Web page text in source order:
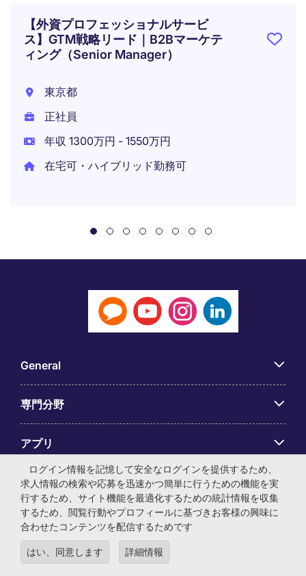
【外資プロフェッショナルサービ
ス】GTM戦略リード｜B2Bマーケテ
ィング（Senior Manager）
東京都
正社員
年収 1300万円 - 1550万円
在宅可・ハイブリッド勤務可
General
専門分野
アプリ
Employer Centre
© マイケル・ペイジ・インターナショナル・ジャパン株式会
ログイン情報を記憶して安全なログインを提供するため、
求人情報の検索や応募を迅速かつ簡単に行うための機能を実
行するため、サイト機能を最適化するための統計情報を収集
するため、閲覧行動やプロフィールに基づきお客様の興味に
合わせたコンテンツを配信するためです
はい、同意します 詳細情報